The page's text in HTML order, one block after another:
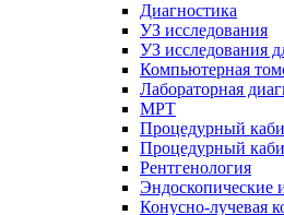
Диагностика
УЗ исследования
УЗ исследования
Компьютерная
Лабораторная
МРТ
Процедурный
Процедурный
Рентгенология
Эндоскопические
Конусно-лучевая